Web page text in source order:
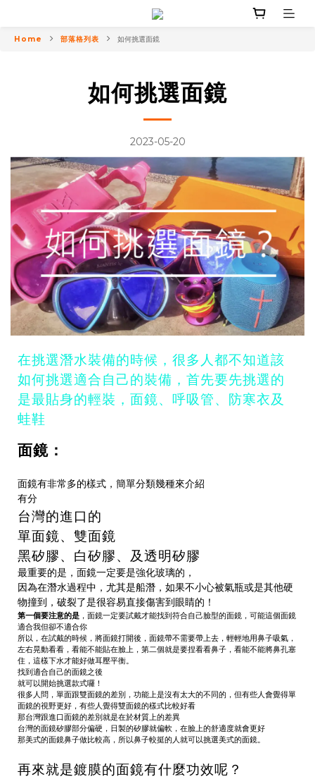
Home 部落格列表 如何挑選面鏡
如何挑選面鏡
2023-05-20
在挑選潛水裝備的時候，很多人都不知道該
如何挑選適合自己的裝備，首先要先挑選的
是最貼身的輕裝，面鏡、呼吸管、防寒衣及
蛙鞋
面鏡：
面鏡有非常多的樣式，簡單分類幾種來介紹
有分
台灣的進口的
單面鏡、雙面鏡
黑矽膠、白矽膠、及透明矽膠
最重要的是，面鏡一定要是強化玻璃的，
因為在潛水過程中，尤其是船潛，如果不小心被氣瓶或是其他硬
物撞到，破裂了是很容易直接傷害到眼睛的！
第一個要注意的是 ， 面鏡一定要試戴才能找到符合自己臉型的面鏡，可能這個面鏡
適合我但卻不適合你
所以，在試戴的時候，將面鏡打開後，面鏡帶不需要帶上去，輕輕地用鼻子吸氣，
左右晃動看看，看能不能貼在臉上，第二個就是要捏看看鼻子，看能不能將鼻孔塞
住，這樣下水才能好做耳壓平衡。
找到適合自己的面鏡之後
就可以開始挑選款式囉！
很多人問，單面跟雙面鏡的差別，功能上是沒有太大的不同的，但有些人會覺得單
面鏡的視野更好，有些人覺得雙面鏡的樣式比較好看
那台灣跟進口面鏡的差別就是在於材質上的差異
台灣的面鏡矽膠部分偏硬，日製的矽膠就偏軟，在臉上的舒適度就會更好
那美式的面鏡鼻子做比較高，所以鼻子較挺的人就可以挑選美式的面鏡。
再來就是鍍膜的面鏡有什麼功效呢？